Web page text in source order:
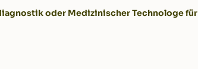
oder Medizinischer Technologe für